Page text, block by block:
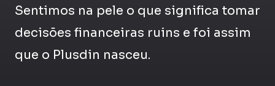
Sentimos na pele o que significa tomar
decisões financeiras ruins e foi assim
que o Plusdin nasceu.